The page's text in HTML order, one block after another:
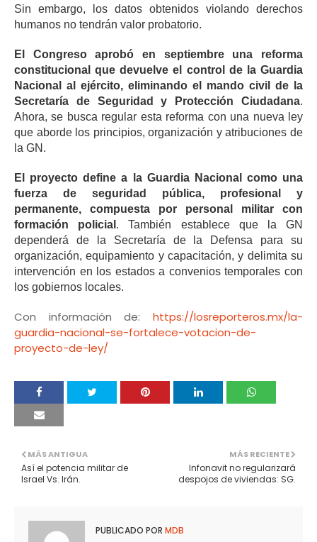
Sin embargo, los datos obtenidos violando derechos
humanos no tendrán valor probatorio.
El Congreso aprobó en septiembre una reforma
constitucional que devuelve el control de la Guardia
Nacional al ejército, eliminando el mando civil de la
Secretaría de Seguridad y Protección Ciudadana.
Ahora, se busca regular esta reforma con una nueva ley
que aborde los principios, organización y atribuciones de
la GN.
El proyecto define a la Guardia Nacional como una
fuerza de seguridad pública, profesional y
permanente, compuesta por personal militar con
formación policial . También establece que la GN
dependerá de la Secretaría de la Defensa para su
organización, equipamiento y capacitación, y delimita su
intervención en los estados a convenios temporales con
los gobiernos locales.
Con información de: https://losreporteros.mx/la-
guardia-nacional-se-fortalece-votacion-de-
proyecto-de-ley/
MÁS RECIENTE
Infonavit no regularizará
despojos de viviendas: SG.
MÁS ANTIGUA
Así el potencia militar de
Israel Vs. Irán.
PUBLICADO POR MDB